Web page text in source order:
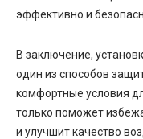
эффективно и
В заключение,
один из способов
комфортные условия
только поможет
и улучшит качество